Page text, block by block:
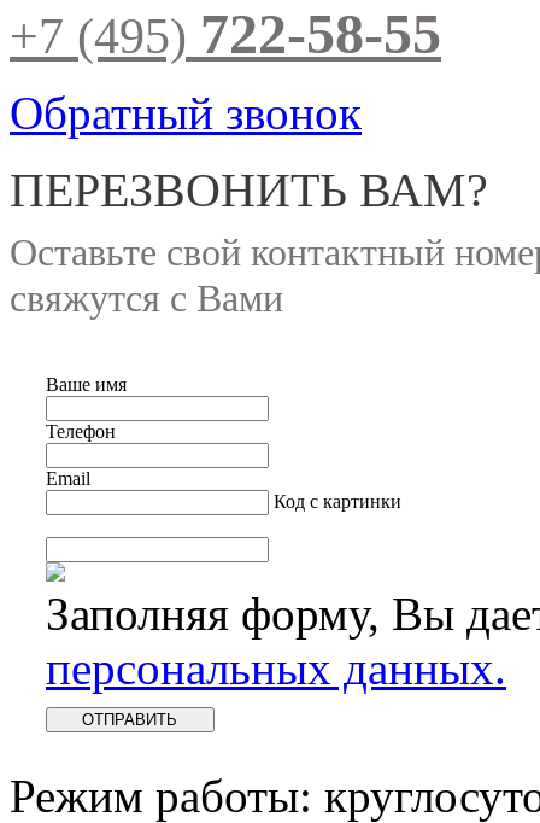
+7 (495) 722-58-55
Обратный звонок
ПЕРЕЗВОНИТЬ ВАМ?
Оставьте свой контактный
свяжутся с Вами
Ваше имя
Телефон
Email
Код с картинки
Заполняя форму, Вы
персональных данных.
Режим работы: